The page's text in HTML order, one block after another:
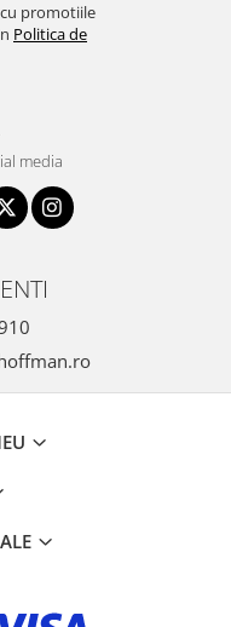
promotiile
Politica de
media